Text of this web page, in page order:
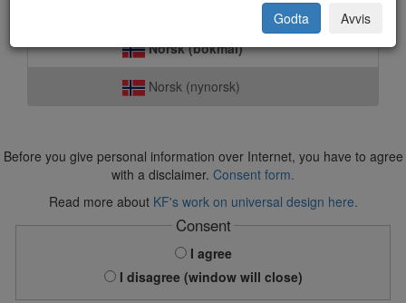
Norsk (bokmål)
Norsk (nynorsk)
Before you give personal information over Internet, you have to agree
with a disclaimer. Consent form.
Read more about KF's work on universal design here.
Consent
I agree
I disagree (window will close)
Godta Avvis